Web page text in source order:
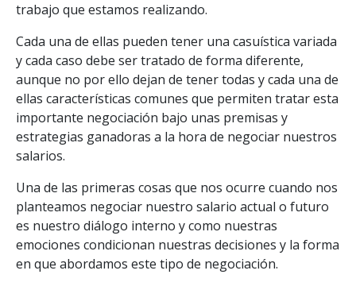
trabajo que estamos realizando.
Cada una de ellas pueden tener una casuística variada
y cada caso debe ser tratado de forma diferente,
aunque no por ello dejan de tener todas y cada una de
ellas características comunes que permiten tratar esta
importante negociación bajo unas premisas y
estrategias ganadoras a la hora de negociar nuestros
salarios.
Una de las primeras cosas que nos ocurre cuando nos
planteamos negociar nuestro salario actual o futuro
es nuestro diálogo interno y como nuestras
emociones condicionan nuestras decisiones y la forma
en que abordamos este tipo de negociación.